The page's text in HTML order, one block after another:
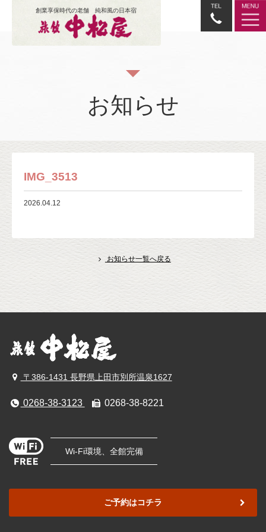
創業享保時代の老舗 純和風の日本宿
お知らせ
IMG_3513
2026.04.12
お知らせ一覧へ戻る
〒386-1431 長野県上田市別所温泉1627
0268-38-3123 0268-38-8221
Wi-Fi環境、全館完備
ご予約はコチラ